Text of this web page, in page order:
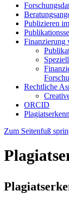
Publizieren
Finanzierung
Rechtliche
ORCID
Zum Seitenfuß